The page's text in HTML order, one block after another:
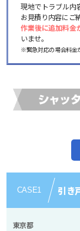
現地でトラブル内
お見積り内容にご
作業後に追加料金
いませ。
※緊急対応の場合料金
CASE1 引き
東京都